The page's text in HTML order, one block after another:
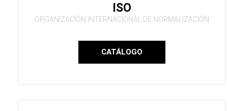
ISO
ORGANIZACIÓN INTERNACIONAL DE NORMALIZACIÓN
CATÁLOGO